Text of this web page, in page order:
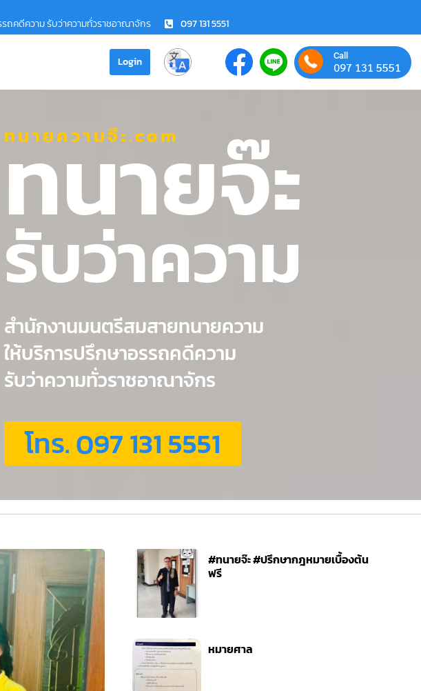
ถคดีความ รับว่าความทั่วราชอาณาจักร 097 131 5551
Login Call
097 131 5551
ทนายความจ๊ะ.com
ทนายจ๊ะ
รับว่าความ
สำนักงานมนตรีสมสายทนายความ
ให้บริการปรึกษาอรรถคดีความ
รับว่าความทั่วราชอาณาจักร
โทร. 097 131 5551
#ทนายจ๊ะ #ปรึกษากฎหมายเบื้องต้น
ฟรี
หมายศาล